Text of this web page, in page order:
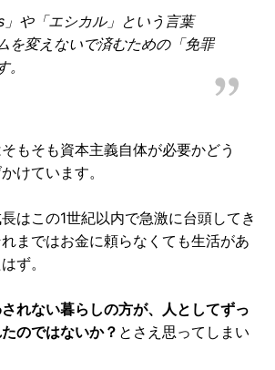
」や「エシカル」という言葉
を変えないで済むための「免罪
もそも資本主義自体が必要かどう
けています。
はこの1世紀以内で急激に台頭してき
まではお金に頼らなくても生活があ
ず。
れない暮らしの方が、人としてずっ
のではないか？ とさえ思ってしまい